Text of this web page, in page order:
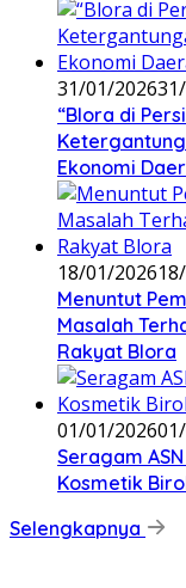
31/01/2026
‎“Blora di
Ekonomi
18/01/2026
‎Menuntut
Masalah
Rakyat Blora
01/01/2026
‎Seragam
Kosmetik
Selengkapnya